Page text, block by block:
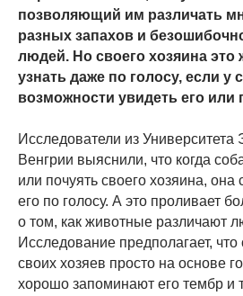
позволяющий им различать
разных запахов и
людей. Но своего хозяина это
узнать даже по голосу, если у
возможности увидеть его или
Исследователи из
Венгрии выяснили, что когда
или почуять своего хозяина, она
его по голосу. А это проливает
о том, как животные различают
Исследование предполагает,
своих хозяев просто на основе
хорошо запоминают его тембр и